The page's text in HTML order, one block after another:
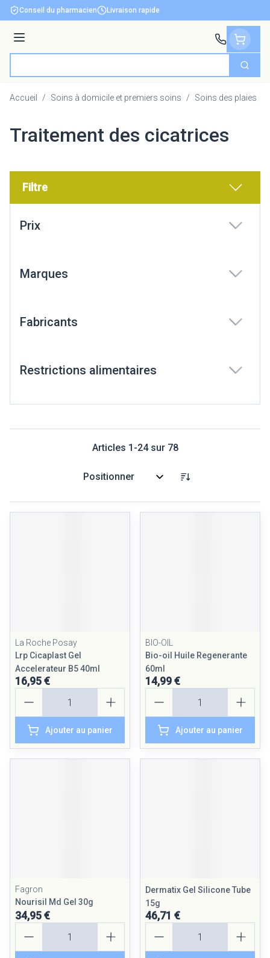
Aller au contenu
Conseil du pharmacien Livraison rapide
Menu
Accueil / Soins à domicile et premiers soins / Soins des plaies
Traitement des cicatrices
Filtre
Prix
Marques
Fabricants
Restrictions alimentaires
Articles 1 -24sur 78
Trier par:
La Roche Posay
Lrp Cicaplast Gel
Accelerateur B5 40ml
16,95 €
Ajouter au panier
BIO-OIL
Bio-oil Huile Regenerante
60ml
14,99 €
Ajouter au panier
Fagron
Nourisil Md Gel 30g
34,95 €
Dermatix Gel Silicone Tube
15g
46,71 €